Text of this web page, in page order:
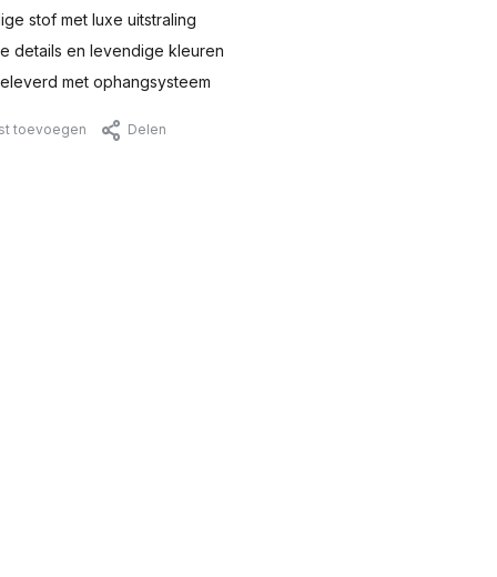
stof met luxe uitstraling
details en levendige kleuren
met ophangsysteem
toevoegen Delen